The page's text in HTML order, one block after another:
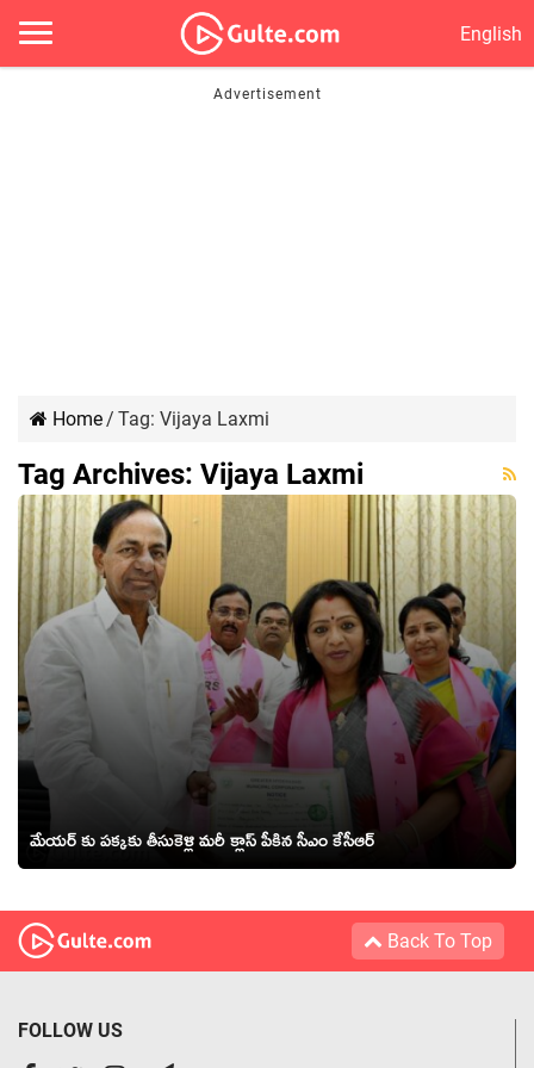
English
Home/ Tag: Vijaya Laxmi
Tag Archives: Vijaya Laxmi
మేయర్ కు పక్కకు తీసుకెళ్లి మరీ క్లాస్ పీకిన సీఎం కేసీఆర్
Back To Top
FOLLOW US